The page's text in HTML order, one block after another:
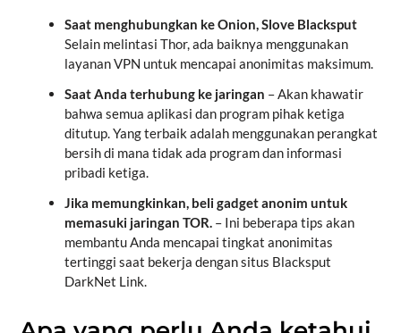
Saat menghubungkan ke Onion, Slove Blacksput
Selain melintasi Thor, ada baiknya menggunakan
layanan VPN untuk mencapai anonimitas maksimum.
Saat Anda terhubung ke jaringan – Akan khawatir
bahwa semua aplikasi dan program pihak ketiga
ditutup. Yang terbaik adalah menggunakan perangkat
bersih di mana tidak ada program dan informasi
pribadi ketiga.
Jika memungkinkan, beli gadget anonim untuk
memasuki jaringan TOR.– Ini beberapa tips akan
membantu Anda mencapai tingkat anonimitas
tertinggi saat bekerja dengan situs Blacksput
DarkNet Link.